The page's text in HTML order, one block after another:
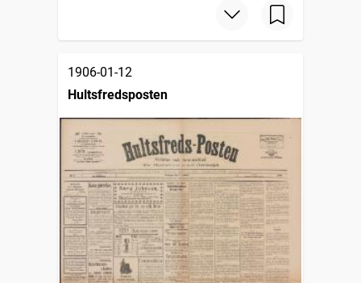
1906-01-12
Hultsfredsposten